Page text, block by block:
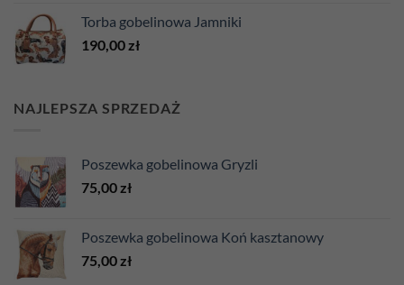
Torba gobelinowa Jamniki
190,00 zł
NAJLEPSZA SPRZEDAŻ
Poszewka gobelinowa Gryzli
75,00 zł
Poszewka gobelinowa Koń kasztanowy
75,00 zł